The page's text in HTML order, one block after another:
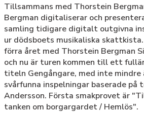
Tillsammans med Thorstein
Bergman digitaliserar och
samling tidigare digitalt outgivna
ur dödsboets musikaliska
förra året med Thorstein Bergman
och nu är turen kommen till ett
titeln Gengångare, med inte
svårfunna inspelningar baserade på
Andersson. Första smakprovet är
tanken om borgargardet / Hemlös".